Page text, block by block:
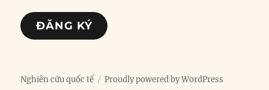
email
ĐĂNG KÝ
Nghiên cứu quốc tế Proudly powered by WordPress